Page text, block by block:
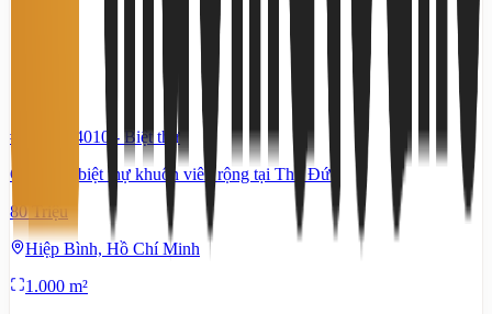
#TS14704010 - Biệt thự
Cho thuê biệt thự khuôn viên rộng tại Thủ Đức
80 Triệu
Hiệp Bình, Hồ Chí Minh
1.000 m²